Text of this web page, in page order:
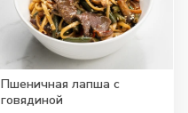
Пшеничная лапша с
говядиной